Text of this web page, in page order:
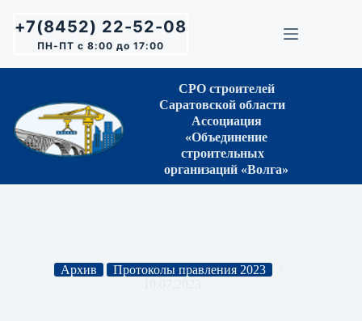
сути+7(8452) 22-52-08
ПН-ПТ с 8:00 до 17:00
СРО строителей
Саратовской области
Ассоциация
«Объединение
строительных
организаций «Волга»
Архив
Протоколы правления 2023